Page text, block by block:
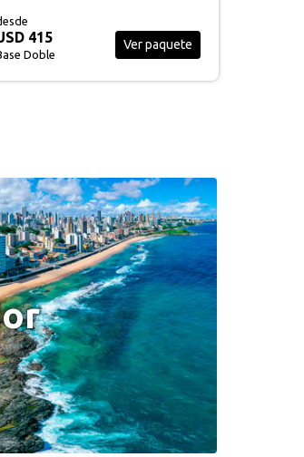
415
Doble
Ver paquete